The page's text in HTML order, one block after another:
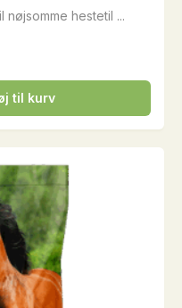
hestetil ...
til kurv